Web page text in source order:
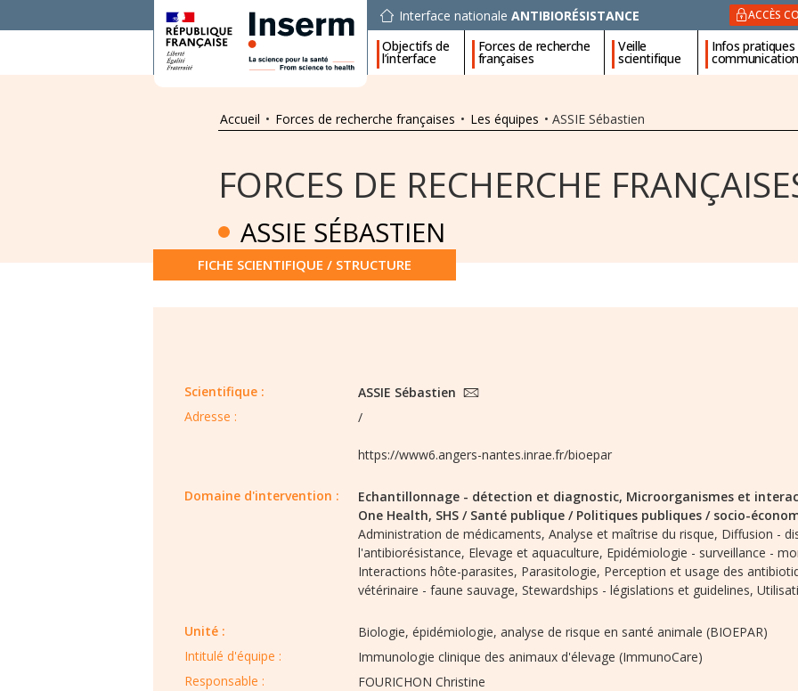
Interface nationale ANTIBIORÉSISTANCE ACCÈS
Objectifs de
l’interface
Forces de recherche
françaises
Veille
scientifique
Infos
Accueil • Forces de recherche françaises • Les équipes • ASSIE Sébastien
FORCES DE RECHERCHE
ASSIE SÉBASTIEN
FICHE SCIENTIFIQUE / STRUCTURE
Scientifique :
ASSIE Sébastien
Adresse :
/
https://www6.angers-nantes.inrae.fr/bioepar
Domaine d'intervention : Echantillonnage - détection et diagnostic, Microorganismes et
One Health, SHS / Santé publique / Politiques publiques / socio-
Administration de médicaments, Analyse et maîtrise du risque, Diffusion -
l'antibiorésistance, Elevage et aquaculture, Epidémiologie - surveillance -
Interactions hôte-parasites, Parasitologie, Perception et usage des
vétérinaire - faune sauvage, Stewardships - législations et guidelines,
Unité :
Biologie, épidémiologie, analyse de risque en santé animale (BIOEPAR)
Intitulé d'équipe :​
Immunologie clinique des animaux d'élevage (ImmunoCare)
Responsable :
FOURICHON Christine